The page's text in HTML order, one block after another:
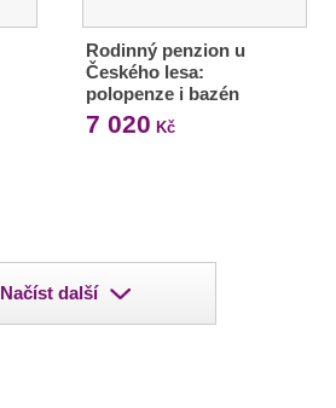
Rodinný penzion u
Českého lesa:
polopenze i bazén
7 020 Kč
Načíst další